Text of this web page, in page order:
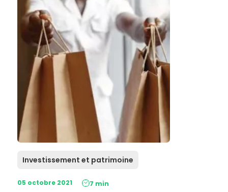
Investissement et patrimoine
05 octobre 2021 7 min